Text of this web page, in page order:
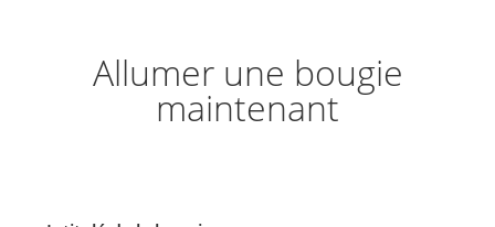
Allumer une bougie
maintenant